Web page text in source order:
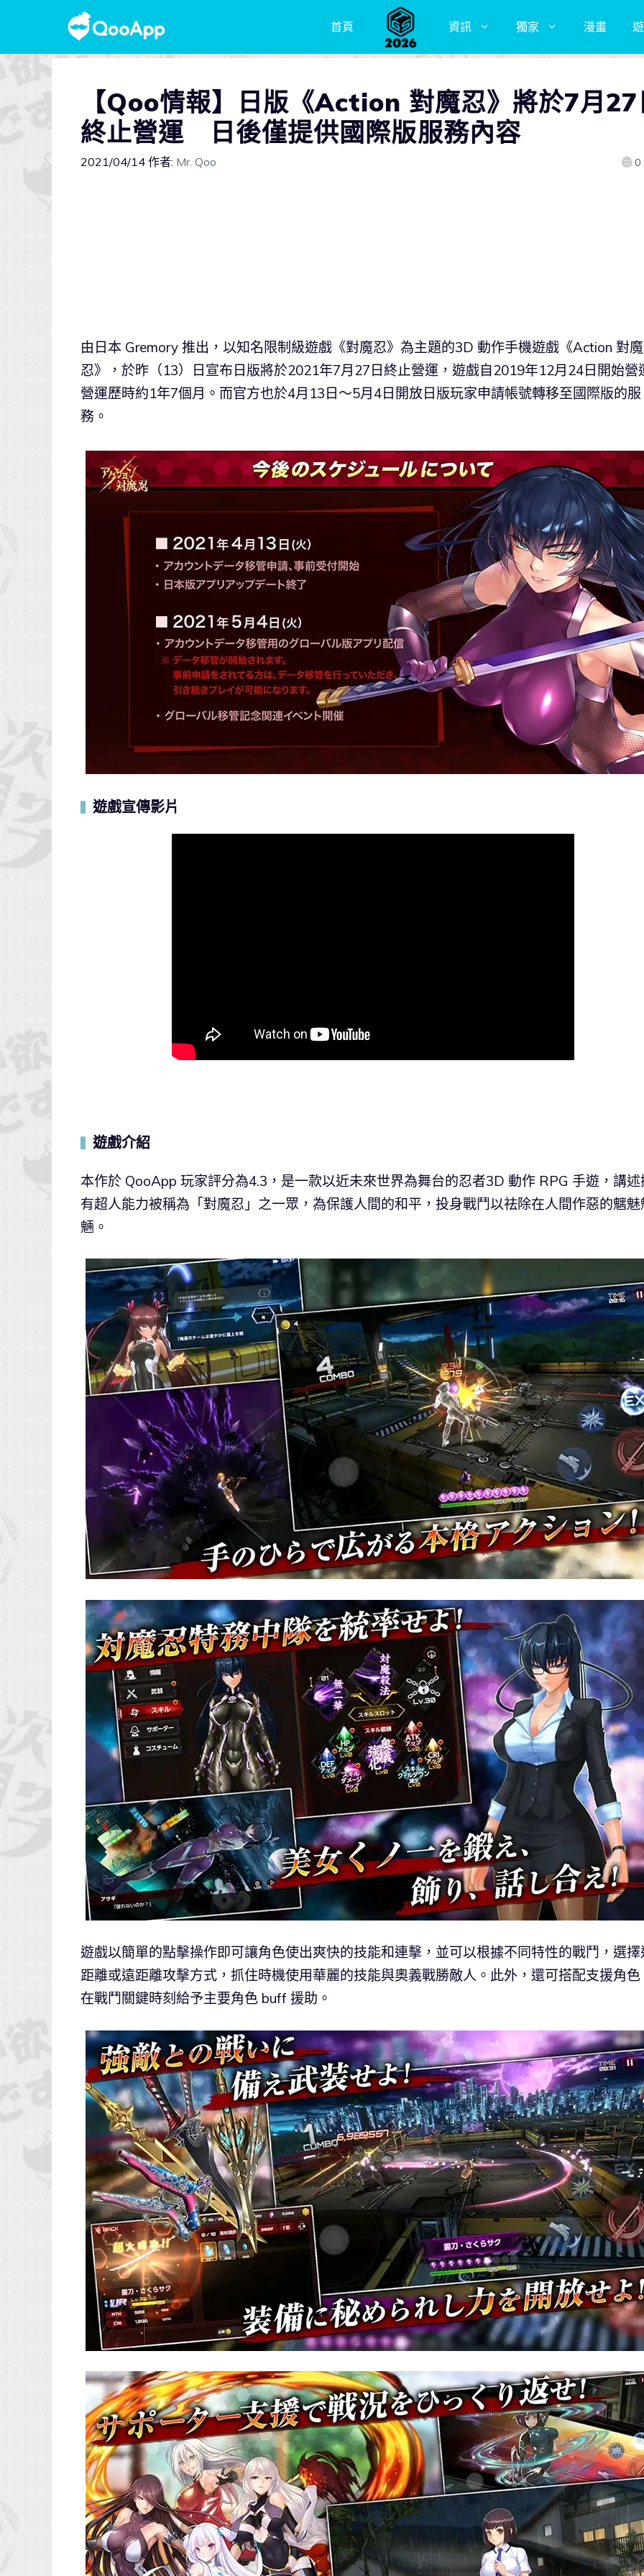
首頁 資訊 獨家 漫畫
【Qoo情報】日版《Action 對魔忍》將於7月27
終止營運 日後僅提供國際版服務內容
2021/04/14 作者: Mr. Qoo 0
由日本 Gremory 推出，以知名限制級遊戲《對魔忍》為主題的3D 動作手機遊戲《Action 對魔
忍》，於昨（13）日宣布日版將於2021年7月27日終止營運，遊戲自2019年12月24日開始營
營運歷時約1年7個月。而官方也於4月13日〜5月4日開放日版玩家申請帳號轉移至國際版的服
務。
遊戲宣傳影片
遊戲介紹
本作於 QooApp 玩家評分為4.3，是一款以近未來世界為舞台的忍者3D 動作 RPG 手遊，講述
有超人能力被稱為「對魔忍」之一眾，為保護人間的和平，投身戰鬥以祛除在人間作惡的魑魅
魎。
遊戲以簡單的點擊操作即可讓角色使出爽快的技能和連擊，並可以根據不同特性的戰鬥，選擇
距離或遠距離攻擊方式，抓住時機使用華麗的技能與奧義戰勝敵人。此外，還可搭配支援角色
在戰鬥關鍵時刻給予主要角色 buff 援助。